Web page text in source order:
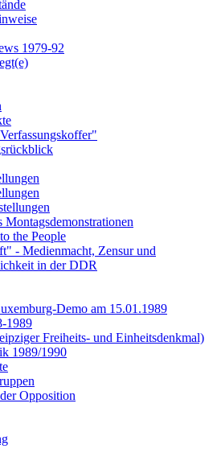
1979-92
Montagsdemonstrationen
the People
- Medienmacht, Zensur und
in der DDR
Demo am 15.01.1989
1989
Freiheits- und Einheitsdenkmal)
1989/1990
Opposition